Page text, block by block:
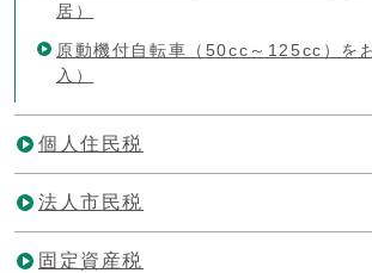
居）
原動機付自転車（50cc～125cc）を
入）
個人住民税
法人市民税
固定資産税